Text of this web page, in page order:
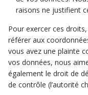
raisons ne justifient
Pour exercer ces
référer aux
vous avez une plainte
vos données, nous
également le droit de
de contrôle (l’autorité